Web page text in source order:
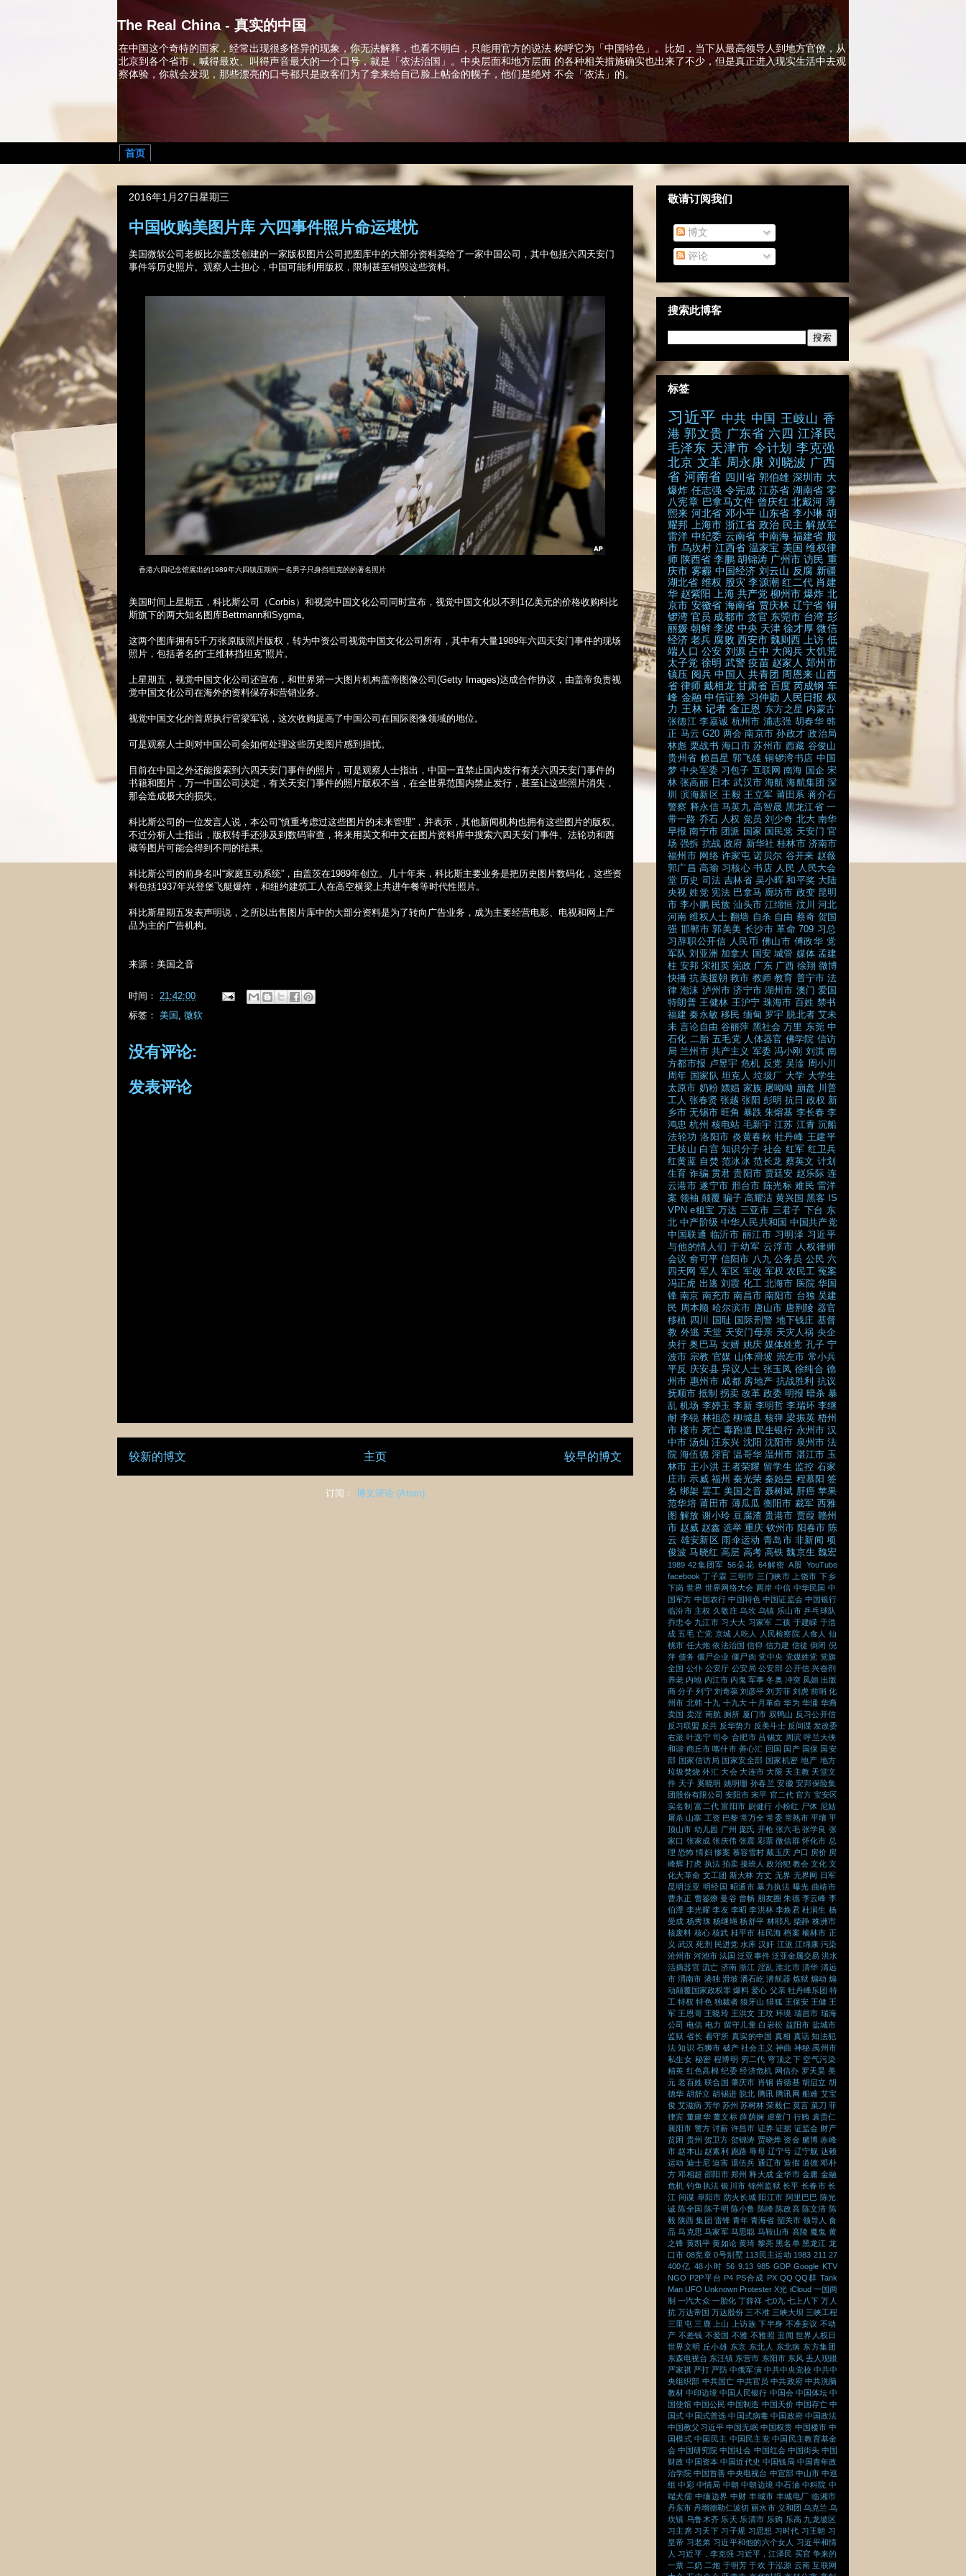
The Real China - 真实的中国
在中国这个奇特的国家，经常出现很多怪异的现象，你无法解释，也看不明白，只能用官方的说法 称呼它为「中国特色」。比如，当下从最高领导人到地方官僚，从
北京到各个省市，喊得最欢、叫得声音最大的一个口号，就是「依法治国」。中央层面和地方层面 的各种相关措施确实也出来了不少，但是真正进入现实生活中去观
察体验，你就会发现，那些漂亮的口号都只是政客们为了拿来给自己脸上帖金的幌子，他们是绝对 不会「依法」的。
首页
2016年1月27日星期三
中国收购美图片库 六四事件照片命运堪忧
美国微软公司老板比尔盖茨创建的一家版权图片公司把图库中的大部分资料卖给了一家中国公司，其中包括六四天安门
事件等历史照片。观察人士担心，中国可能利用版权，限制甚至销毁这些资料。
香港六四纪念馆展出的1989年六四镇压期间一名男子只身挡坦克的的著名照片
美国时间上星期五，科比斯公司（Corbis ）和视觉中国文化公司同时宣布，视觉中国文化以不到1亿美元的价格收购科比
斯旗下的两大知名图库Bettmann和Sygma。
这两个图库拥有5千万张原版照片版权，转为中资公司视觉中国文化公司所有，其中有大量1989年六四天安门事件的现场
照片，包括著名的“王维林挡坦克”照片。
上星期五，视觉中国文化公司还宣布，和世界第一大图片机构盖帝图像公司(Getty Images)达成合作协议，由盖帝负责视
觉中国文化公司在海外的资料保存和营销业务。
视觉中国文化的首席执行官梁军说，这次收购提高了中国公司在国际图像领域的地位。
可是观察人士则对中国公司会如何处理这些历史图片感到担忧。
目前在中国之外还能搜索到六四天安门事件的照片，可是观察人士指出，中国一直禁止国内发行有关六四天安门事件的
书籍和图片，万一中国公司决定，有关天安门事件的照片版权不当，在全世界范围内禁止发行，甚至让这些照片消失，
那会造成极大的损失。
科比斯公司的一位发言人说，本公司“慎重考虑过这些图片的未来管理”，并表示，其他新闻机构也拥有这些图片的版权。
不过分析人士指出，版权转手还涉及到数码审查，将来用英文和中文在图片资料库中搜索六四天安门事件、法轮功和西
藏等图片可能会得到不同的结果。
科比斯公司的前身名叫“家庭互动系统”，由盖茨在1989年创立。几十年来，科比斯主要业务是把历史图片数码化，这些资
料包括1937年兴登堡飞艇爆炸，和纽约建筑工人在高空横梁上共进午餐等时代性照片。
科比斯星期五发表声明说，之所以出售图片库中的大部分资料是为了转向广告业务，成为主要经营电影、电视和网上产
品为主的广告机构。
来源：美国之音
时间： 21:42:00
标签： 美国 微软
没有评论:
发表评论
较新的博文 较早的博文
主页
订阅： 博文评论 (Atom)
敬请订阅我们
博文
评论
搜索此博客
标签
习近平 中共 中国 王岐山 香
港 郭文贵 广东省 六四 江泽民
毛泽东 天津市 令计划 李克强
北京 文革 周永康 刘晓波 广西
省 河南省 四川省 郭伯雄 深圳市 大
爆炸 任志强 令完成 江苏省 湖南省 零
八宪章 巴拿马文件 曾庆红 北戴河 薄
熙来 河北省 邓小平 山东省 李小琳 胡
耀邦
上海市 浙江省 政治 民主 解放军
雷洋 中纪委 云南省 中南海 福建省 股
市 乌坎村 江西省 温家宝 美国 维权律
师 陕西省 李鹏 胡锦涛 广州市 访民 重
庆市 雾霾 中国经济 刘云山 反腐 新疆
湖北省 维权 股灾 李源潮 红二代 肖建
华 赵紫阳 上海 共产党 柳州市 爆炸 北
京市 安徽省 海南省 贾庆林 辽宁省 铜
锣湾 官员 成都市 贪官 东莞市 台湾 彭
丽媛 朝鲜 李波 中央 天津 徐才厚 微信
经济 老兵 腐败 西安市 魏则西 上访 低
端人口 公安 刘源 占中 大阅兵 大饥荒
太子党 徐明 武警 疫苗 赵家人 郑州市
镇压 阅兵 中国人 共青团 周恩来 山西
省 律师 戴相龙 甘肃省 百度 芮成钢 车
峰 金融 中信证券 习仲勋 人民日报 权
力 王林 记者 金正恩 东方之星 内蒙古
张德江 李嘉诚 杭州市 浦志强 胡春华 韩
正 马云 G20 两会 南京市 孙政才 政治局
林彪 栗战书 海口市 苏州市 西藏 谷俊山
贵州省 赖昌星 郭飞雄 铜锣湾书店 中国
梦 中央军委 习包子 互联网 南海 国企 宋
林 张高丽 日本 武汉市 海航 海航集团 深
圳
滨海新区 王毅 王立军 莆田系 蒋介石
警察 释永信 马英九 高智晟 黑龙江省 一
带一路 乔石 人权 党员 刘少奇 北大 南华
早报 南宁市 团派 国家 国民党 天安门 官
场 强拆 抗战 政府 新华社 桂林市 济南市
福州市 网络 许家屯 诺贝尔 谷开来 赵薇
郭广昌 高瑜 习核心 书店 人民 人民大会
堂 历史 司法 吉林省 吴小晖 和平奖 大陆
央视 姓党 宪法 巴拿马 廊坊市 政变 昆明
市 李小鹏 民族 汕头市 江绵恒 汶川
河北
河南 维权人士 翻墙 自杀 自由 蔡奇 贺国
强 邯郸市 郭美美 长沙市 革命 709 习总
习辞职公开信 人民币 佛山市 傅政华 党
军队 刘亚洲 加拿大 国安 城管 媒体 孟建
柱 安邦 宋祖英 宪政 广东 广西 徐翔 微博
快播 抗美援朝 救市 教师 教育 普宁市 法
律 泡沫 泸州市 济宁市 湖州市 澳门 爱国
特朗普 王健林 王沪宁 珠海市 百姓 禁书
福建 秦永敏 移民 缅甸 罗宇 脱北者 艾未
未 言论自由 谷丽萍 黑社会 万里 东莞 中
石化 二胎 五毛党 人体器官 佛学院 信访
局 兰州市 共产主义 军委 冯小刚 刘淇 南
方都市报 卢昱宇 危机 反党 吴淦 周小川
周年 国家队 坦克人 垃圾厂 大学 大学生
太原市 奶粉 嫖娼 家族 屠呦呦 崩盘 川普
工人 张春贤 张越 张阳 彭明 抗日 政权 新
乡市 无锡市 旺角 暴跌 朱熔基 李长春 李
鸿忠 杭州 核电站 毛新宇 江苏 江青 沉船
法轮功 洛阳市 炎黄春秋 牡丹峰 王建平
王歧山 白宫 知识分子 社会 红军 红卫兵
红黄蓝 自焚 范冰冰 范长龙 蔡英文 计划
生育 诈骗 贯君 贵阳市 贾廷安 赵乐际 连
云港市 遂宁市 邢台市 陈光标 难民 雷洋
案 领袖 颠覆 骗子 高耀洁 黄兴国 黑客
IS
VPN e租宝 万达 三亚市 三君子 下台 东
北 中产阶级 中华人民共和国 中国共产党
中国联通 临沂市 丽江市 习明泽 习近平
与他的情人们 于幼军 云浮市 人权律师
会议 俞可平 信阳市 八九 公务员 公民 六
四天网 军人 军区 军改 军权 农民工 冤案
冯正虎 出逃 刘霞 化工 北海市 医院 华国
锋 南京 南充市 南昌市 南阳市 台独 吴建
民 周本顺 哈尔滨市 唐山市 唐荆陵 器官
移植 四川 国耻 国际刑警 地下钱庄 基督
教 外逃 天堂 天安门母亲 天灾人祸 央企
央行 奥巴马 女婿 姚庆 媒体姓党 孔子 宁
波市 宗教 官媒 山体滑坡 崇左市 常小兵
平反 庆安县 异议人士 张玉凤 徐纯合 德
州市 惠州市 成都 房地产 抗战胜利 抗议
抚顺市 抵制 拐卖 改革 政委 明报 暗杀 暴
乱 机场 李婷玉 李新 李明哲 李瑞环 李继
耐 李锐 林祖恋 柳城县 核弹 梁振英 梧州
市 楼市 死亡 毒跑道 民生银行 永州市 汉
中市 汤灿 汪东兴 沈阳 沈阳市 泉州市 法
院 海伍德 淫官 温哥华 温州市 湛江市 玉
林市 王小洪 王者荣耀 留学生 监控 石家
庄市 示威 福州 秦光荣 秦始皇 程慕阳 签
名 绑架 罢工 美国之音 聂树斌 肝癌 苹果
范华培 莆田市 薄瓜瓜 衡阳市 裁军 西雅
图 解放 谢小玲 豆腐渣 贵港市 贾葭 赣州
市 赵威 赵鑫 选举 重庆 钦州市 阳春市 陈
云 雄安新区 雨伞运动 青岛市 非新闻 项
俊波 马晓红 高层 高考 高铁 魏京生 魏宏
1989 42集团军 56朵花 64解密 A股 YouTube
facebook 丁子霖 三明市 三门峡市 上饶市 下乡
下岗 世界 世界网络大会 两岸 中信 中华民国 中
国军方 中国农行 中国特色 中国证监会 中国银行
临汾市 主权 久敬庄 乌坎 乌镇 乐山市 乒乓球队
乔忠令 九江市 习大大 习家军 二孩 于建嵘 于浩
成 五毛 亡党 京城 人吃人 人民检察院 人食人 仙
桃市 任大炮 依法治国 信仰 信力建 信徒 倒闭 倪
萍 债务 僵尸企业 僵尸肉 党中央 党媒姓党 党旗
全国 公仆 公安厅 公安局 公安部 公开信 兴奋剂
养老 内地 内江市 内鬼 军事 冬奥 冲突 凤姐 出版
商 分子 列宁 刘奇葆 刘彦平 刘芳菲 刘虎 前哨 化
州市 北韩 十九 十九大 十月革命 华为 华涌 华裔
卖国 卖淫 南航 厕所 厦门市 双鸭山 反习公开信
反习联盟 反共 反华势力 反美斗士 反间谍 发改委
右派 叶选宁 司令 合肥市 吕锡文 周滨 呼兰大侠
和谐 商丘市 喀什市 善心汇 回国 国产 国保 国安
部 国家信访局 国家安全部 国家机密 地产 地方
垃圾焚烧 外汇 大会 大连市 大限 天主教 天堂文
件 天子 奚晓明 姚明珊 孙春兰 安徽 安邦保险集
团股份有限公司 安阳市 宋平 官二代 官方 宝安区
实名制 富二代 富阳市 尉健行 小粉红 尸体 尼姑
屠杀 山寨 工资 巴黎 常万全 常委 常熟市 平壤 平
顶山市 幼儿园 广州 庞氏 开枪 张六毛 张学良 张
家口 张家成 张庆伟 张震 彩票 微信群 怀化市 总
理 恐怖 情妇 惨案 慕容雪村 戴玉庆 户口 房价 房
峰辉 打虎 执法 拍卖 接班人 政治犯 教会 文化 文
化大革命 文工团 斯大林 方丈 无界 无界网 日军
昆明泛亚 明经国 昭通市 暴力执法 曝光 曲靖市
曹永正 曹鉴燎 曼谷 曾畅 朋友圈 朱德 李云峰 李
伯潭 李光耀 李友 李昭 李洪林 李焕君 杜润生 杨
受成 杨秀珠 杨继绳 杨舒平 林耶凡 柴静 株洲市
核废料 核心 核武 桂平市 桂民海 档案 榆林市 正
义 武汉 死刑 民进党 水库 汉奸 江派 江绵康 污染
沧州市 河池市 法国 泛亚事件 泛亚金属交易 洪水
活摘器官 流亡 济南 浙江 淫乱 淮北市 清华 清远
市 渭南市 港独 滑坡 潘石屹 潜航器 炼狱 煽动 煽
动颠覆国家政权罪 爆料 爱心 父亲 牡丹峰乐团 特
工 特权 特色 独裁者 狼牙山 猎狐 王保安 王健 王
军 王恩哥 王晓玲 王洪文 王玟 环境 瑞昌市 瑞海
公司 电信 电力 留守儿童 白岩松 益阳市 盐城市
监狱 省长 看守所 真实的中国 真相 真话 知法犯
法 知识 石狮市 破产 社会主义 神曲 神秘 禹州市
私生女 秘密 程博明 穷二代 穹顶之下 空气污染
精英 红色高棉 纪委 经济危机 网信办 罗天昊 美
元 老百姓 联合国 肇庆市 肖钢 肯德基 胡启立 胡
德华 胡舒立 胡锡进 脱北 腾讯 腾讯网 船难 艾宝
俊 艾滋病 芳华 苏州 苏树林 荣毅仁 莫言 菜刀 菲
律宾 董建华 董文标 薛荫娴 虐童门 行贿 袁贵仁
襄阳市 警方 讨薪 许昌市 证券 证据 证监会 财产
贫困 贵州 贺卫方 贺锦涛 贾晓烨 资金 赌博 赤峰
市 赵本山 赵素利 跑路 辱母 辽宁号 辽宁舰 达赖
运动 迪士尼 迫害 退伍兵 通辽市 造假 道德 邓朴
方 邓相超 邵阳市 郑州 释大成 金华市 金庸 金融
危机 钓鱼执法 银川市 锦州监狱 长平 长春市 长
江 间谍 阜阳市 防火长城 阳江市 阿里巴巴 陈光
诚 陈全国 陈子明 陈小鲁 陈峰 陈政高 陈文清 陈
毅 陕西 集团 雷锋 青年 青海省 韶关市 领导人 食
品 马克思 马家军 马思聪 马鞍山市 高陵 魔鬼 黄
之锋 黄凯平 黄如论 黄琦 黎亮 黑名单 黑龙江 龙
口市 08宪章 0号别墅 113民主运动 1983 211 27
400亿 48小时 56 9.13 985 GDP Google KTV
NGO P2P平台 P4 PS合成 PX QQ QQ群 Tank
Man UFO Unknown Protester X光 iCloud 一国两
制 一汽大众 一胎化 丁薛祥 七0九 七上八下 万人
抗 万达帝国 万达股份 三不准 三峡大坝 三峡工程
三里屯 三鹿 上山 上访族 下半身 不准妄议 不动
产 不差钱 不爱国 不雅 不雅照 丑闻 世界人权日
世界文明 丘小雄 东京 东北人 东北病 东方集团
东森电视台 东汪镇 东营市 东阳市 东风 丢人现眼
严家祺 严打 严防 中俄军演 中共中央党校 中共中
央组织部 中共国亡 中共官员 中共政府 中共洗脑
教材 中印边境 中国人民银行 中国会 中国体坛 中
国使馆 中国公民 中国制造 中国天价 中国存亡 中
国式 中国式普选 中国式病毒 中国政府 中国政法
中国教父习近平 中国无眠 中国权贵 中国楼市 中
国模式 中国民主 中国民主党 中国民主教育基金
会 中国研究院 中国社会 中国红会 中国街头 中国
财政 中国资本 中国近代史 中国钱局 中国青年政
治学院 中国首善 中央电视台 中宣部 中山市 中巡
组 中彩 中情局 中朝 中朝边境 中石油 中科院 中
端犬儒 中缅边界 中财 丰城市 丰城电厂 临湘市
丹东市 丹增德勒仁波切 丽水市 义和团 乌克兰 乌
坎镇 乌鲁木齐 乐天 乐清市 乐购 乐高 九龙坡区
习主席 习天下 习子规 习思想 习时代 习王朝 习
皇帝 习老弟 习近平和他的六个女人 习近平和情
人 习近平，李克强 习近平，江泽民 买官 争来的
一票 二奶 二炮 于明芳 于欢 于泓源 云南 互联网